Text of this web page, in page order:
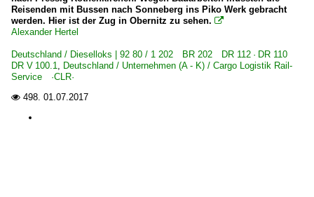
Reisenden mit Bussen nach Sonneberg ins Piko Werk gebracht
werden. Hier ist der Zug in Obernitz zu sehen. 
Alexander Hertel
Deutschland / Dieselloks | 92 80 / 1 202 BR 202 DR 112 · DR 110
DR V 100.1, Deutschland / Unternehmen (A - K) / Cargo Logistik Rail-
Service ·CLR·
 498. 01.07.2017